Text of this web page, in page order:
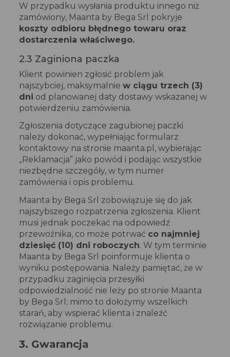
W przypadku wysłania produktu innego niż
zamówiony, Maanta by Bega Srl pokryje
koszty odbioru błędnego towaru oraz
dostarczenia właściwego.
2.3 Zaginiona paczka
Klient powinien zgłosić problem jak
najszybciej, maksymalnie w ciągu trzech (3)
dni od planowanej daty dostawy wskazanej w
potwierdzeniu zamówienia.
Zgłoszenia dotyczące zagubionej paczki
należy dokonać, wypełniając formularz
kontaktowy na stronie maanta.pl, wybierając
„Reklamacja” jako powód i podając wszystkie
niezbędne szczegóły, w tym numer
zamówienia i opis problemu.
Maanta by Bega Srl zobowiązuje się do jak
najszybszego rozpatrzenia zgłoszenia. Klient
musi jednak poczekać na odpowiedź
przewoźnika, co może potrwać co najmniej
dziesięć (10) dni roboczych. W tym terminie
Maanta by Bega Srl poinformuje klienta o
wyniku postępowania. Należy pamiętać, że w
przypadku zaginięcia przesyłki
odpowiedzialność nie leży po stronie Maanta
by Bega Srl; mimo to dołożymy wszelkich
starań, aby wspierać klienta i znaleźć
rozwiązanie problemu.
3. Gwarancja